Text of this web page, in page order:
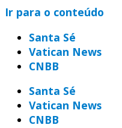
Ir para o conteúdo
Santa Sé
Vatican News
CNBB
Santa Sé
Vatican News
CNBB